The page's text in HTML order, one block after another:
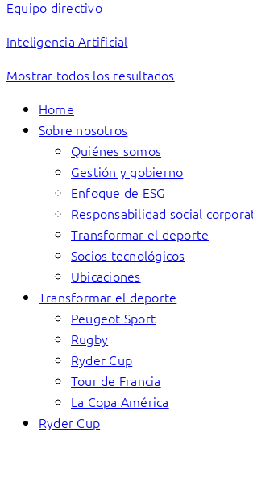
Equipo directivo
Inteligencia Artificial
Mostrar todos los resultados
Home
Sobre nosotros
Quiénes somos
Gestión y gobierno
Enfoque de ESG
Responsabilidad social
Transformar el deporte
Socios tecnológicos
Ubicaciones
Transformar el deporte
Peugeot Sport
Rugby
Ryder Cup
Tour de Francia
La Copa América
Ryder Cup